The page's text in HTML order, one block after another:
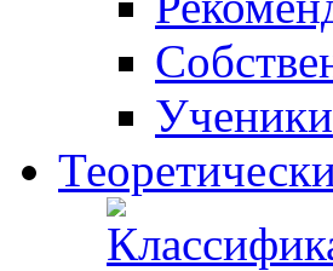
Ученики